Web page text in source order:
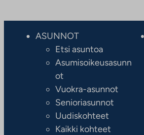
ASUNNOT
Etsi asuntoa
Asumisoikeusasunn
ot
Vuokra-asunnot
Senioriasunnot
Uudiskohteet
Kaikki kohteet